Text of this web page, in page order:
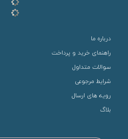
درباره ما
راهنمای خرید و پرداخت
سوالات متداول
شرایط مرجوعی
رویه های ارسال
بلاگ